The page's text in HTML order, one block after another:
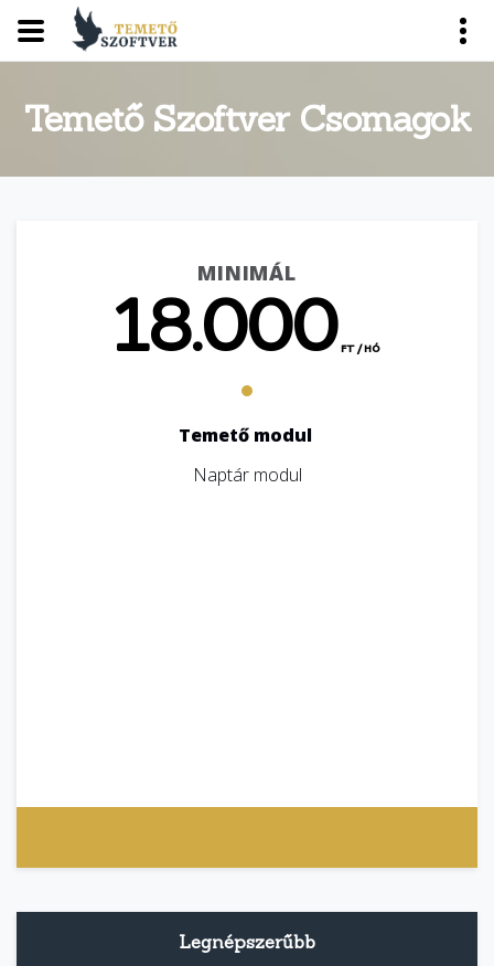
Temető Szoftver Csomagok
MINIMÁL
18.000 FT / HÓ
Temető modul
Naptár modul
Legnépszerűbb